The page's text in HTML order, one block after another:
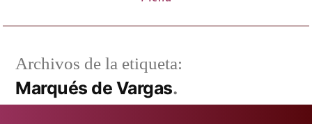
Archivos de la etiqueta:
Marqués de Vargas